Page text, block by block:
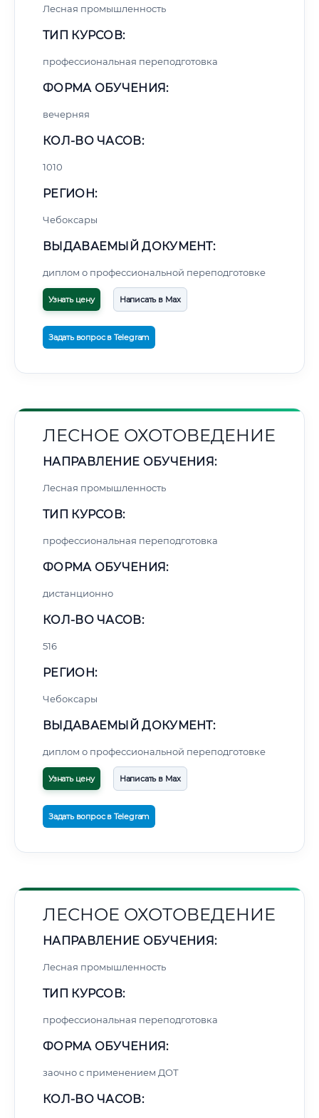
Лесная промышленность
ТИП КУРСОВ:
профессиональная переподготовка
ФОРМА ОБУЧЕНИЯ:
вечерняя
КОЛ-ВО ЧАСОВ:
1010
РЕГИОН:
Чебоксары
ВЫДАВАЕМЫЙ ДОКУМЕНТ:
диплом о профессиональной переподготовке
Узнать цену Написать в Max
Задать вопрос в Telegram
ЛЕСНОЕ ОХОТОВЕДЕНИЕ
НАПРАВЛЕНИЕ ОБУЧЕНИЯ:
Лесная промышленность
ТИП КУРСОВ:
профессиональная переподготовка
ФОРМА ОБУЧЕНИЯ:
дистанционно
КОЛ-ВО ЧАСОВ:
516
РЕГИОН:
Чебоксары
ВЫДАВАЕМЫЙ ДОКУМЕНТ:
диплом о профессиональной переподготовке
Узнать цену Написать в Max
Задать вопрос в Telegram
ЛЕСНОЕ ОХОТОВЕДЕНИЕ
НАПРАВЛЕНИЕ ОБУЧЕНИЯ:
Лесная промышленность
ТИП КУРСОВ:
профессиональная переподготовка
ФОРМА ОБУЧЕНИЯ:
заочно с применением ДОТ
КОЛ-ВО ЧАСОВ: